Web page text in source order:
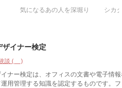
キッカケ #山中綾華 #社労士
#気になるあの人を深堀り
#シカ
ザイナー検定
談 (1)
ナー検定は、オフィスの文書や電子情
用管理する知識を認定するものです。